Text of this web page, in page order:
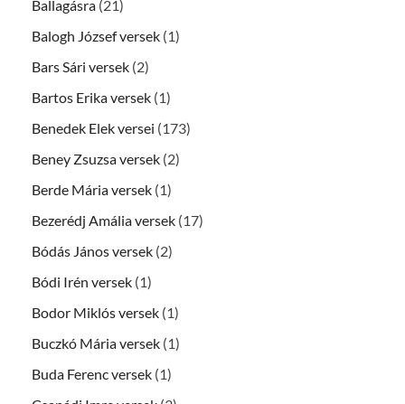
Ballagásra (21)
Balogh József versek (1)
Bars Sári versek (2)
Bartos Erika versek (1)
Benedek Elek versei (173)
Beney Zsuzsa versek (2)
Berde Mária versek (1)
Bezerédj Amália versek (17)
Bódás János versek (2)
Bódi Irén versek (1)
Bodor Miklós versek (1)
Buczkó Mária versek (1)
Buda Ferenc versek (1)